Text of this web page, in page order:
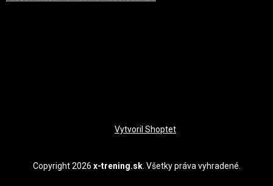
Vytvoril Shoptet
Copyright 2026 x-trening.sk. Všetky práva vyhradené.